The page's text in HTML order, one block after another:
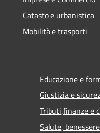
Catasto e urbanistica
Mobilità e trasporti
Educazione e
Giustizia e
Tributi,finanze e
Salute,